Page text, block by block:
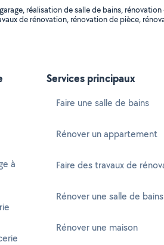
réalisation de salle de bains,
de rénovation, rénovation de pièce,
à
Services principaux
Faire une salle de bains
Rénover un appartement
Faire des travaux de
Rénover une salle de bains
Rénover une maison